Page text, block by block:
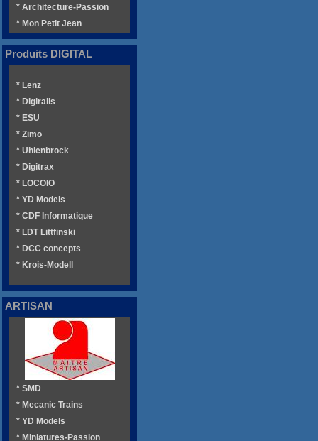
* Architecture-Passion
* Mon Petit Jean
Produits DIGITAL
* Lenz
* Digirails
* ESU
* Zimo
* Uhlenbrock
* Digitrax
* LOCOIO
* YD Models
* CDF Informatique
* LDT Littfinski
* DCC concepts
* Krois-Modell
ARTISAN
* SMD
* Mecanic Trains
* YD Models
* Miniatures-Passion